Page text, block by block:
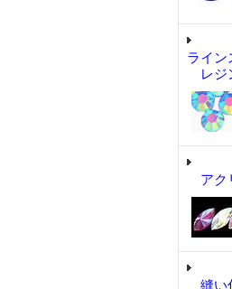
ライン
レジ
アク
縫い